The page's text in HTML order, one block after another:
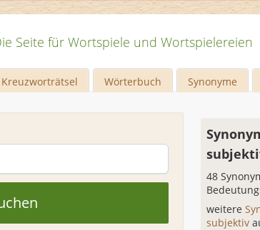
Seite für Wortspiele und Wortspielereien
Kreuzworträtsel Wörterbuch Synonyme
48
weitere
subjektiv